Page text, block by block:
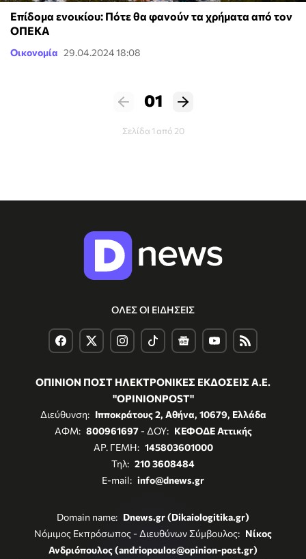
Επίδομα ενοικίου: Πότε θα φανούν τα χρήματα από τον
ΟΠΕΚΑ
Οικονομία 29.04.2024 18:08
01
Σελίδα 1 από 20
ΟΛΕΣ ΟΙ ΕΙΔΗΣΕΙΣ
ΟΠΙΝΙΟΝ ΠΟΣΤ ΗΛΕΚΤΡΟΝΙΚΕΣ ΕΚΔΟΣΕΙΣ Α.Ε.
"OPINIONPOST"
Διεύθυνση: Ιπποκράτους 2, Αθήνα, 10679, Ελλάδα
ΑΦΜ: 800961697- ΔΟΥ: ΚΕΦΟΔΕ Αττικής
ΑΡ. ΓΕΜΗ: 145803601000
Τηλ: 210 3608484
E-mail: info@dnews.gr
Domain name: Dnews.gr (Dikaiologitika.gr)
Νόμιμος Εκπρόσωπος - Διευθύνων Σύμβουλος: Νίκος
Ανδριόπουλος (andriopoulos@opinion-post.gr)